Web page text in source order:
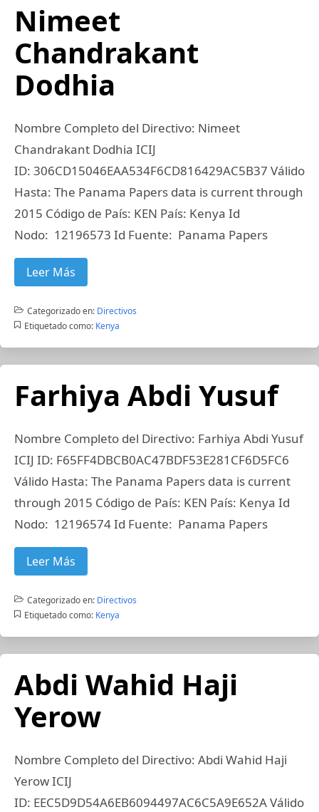
Nimeet
Chandrakant
Dodhia
Nombre Completo del Directivo: Nimeet
Chandrakant Dodhia ICIJ
ID: 306CD15046EAA534F6CD816429AC5B37 Válido
Hasta: The Panama Papers data is current through
2015 Código de País: KEN País: Kenya Id
Nodo: 12196573 Id Fuente: Panama Papers
Leer Más
Categorizado en: Directivos
Etiquetado como: Kenya
Farhiya Abdi Yusuf
Nombre Completo del Directivo: Farhiya Abdi Yusuf
ICIJ ID: F65FF4DBCB0AC47BDF53E281CF6D5FC6
Válido Hasta: The Panama Papers data is current
through 2015 Código de País: KEN País: Kenya Id
Nodo: 12196574 Id Fuente: Panama Papers
Leer Más
Categorizado en: Directivos
Etiquetado como: Kenya
Abdi Wahid Haji
Yerow
Nombre Completo del Directivo: Abdi Wahid Haji
Yerow ICIJ
ID: EEC5D9D54A6EB6094497AC6C5A9E652A Válido